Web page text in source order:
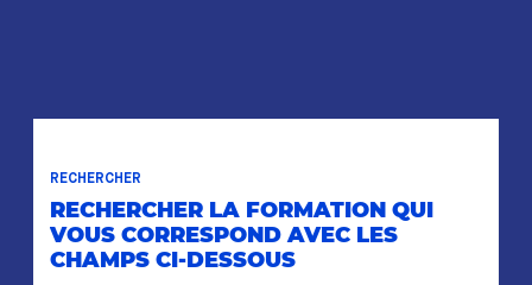
RECHERCHER
RECHERCHER LA FORMATION QUI
VOUS CORRESPOND AVEC LES
CHAMPS CI-DESSOUS